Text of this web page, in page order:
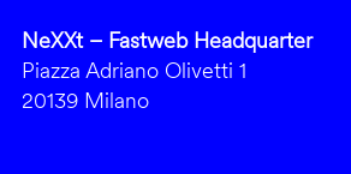
NeXXt – Fastweb Headquarter
Piazza Adriano Olivetti 1
20139 Milano